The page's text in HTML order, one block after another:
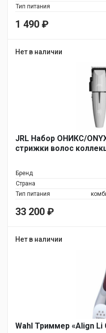
Тип питания
1 490 ₽
Нет в наличии
JRL Набор ОНИКС/
стрижки волос
Бренд
Страна
Тип питания
33 200 ₽
Нет в наличии
Wahl Триммер «Align Li